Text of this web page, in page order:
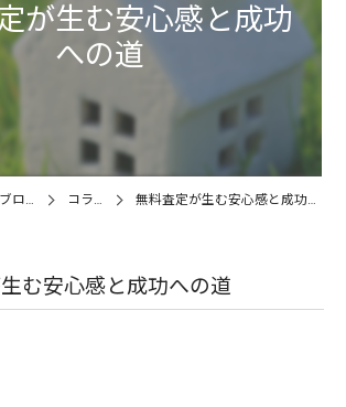
が生む安心感と成功
への道
ブログ コラム 無料査定が生む安心感と成功への道
む安心感と成功への道